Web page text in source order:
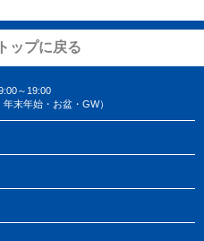
ップに戻る
～19:00
末年始・お盆・GW）